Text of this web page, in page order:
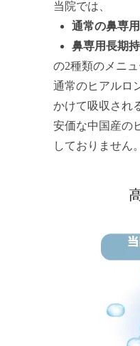
当院では、
通常の鼻専
鼻専用長期
の2種類のメニ
通常のヒアルロ
かけて吸収され
安価な中国産の
しておりません。